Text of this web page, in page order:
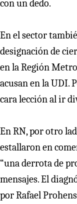
con un dedo.
En el sector
designación de
en la Región
acusan en la UDI.
cara lección al ir
En RN, por otro
estallaron en
“una derrota de
mensajes. El
por Rafael